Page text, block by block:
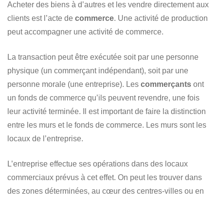
Acheter des biens à d’autres et les vendre directement aux
clients est l’acte de commerce. Une activité de production
peut accompagner une activité de commerce.
La transaction peut être exécutée soit par une personne
physique (un commerçant indépendant), soit par une
personne morale (une entreprise). Les commerçants ont
un fonds de commerce qu’ils peuvent revendre, une fois
leur activité terminée. Il est important de faire la distinction
entre les murs et le fonds de commerce. Les murs sont les
locaux de l’entreprise.
L’entreprise effectue ses opérations dans des locaux
commerciaux prévus à cet effet. On peut les trouver dans
des zones déterminées, au cœur des centres-villes ou en